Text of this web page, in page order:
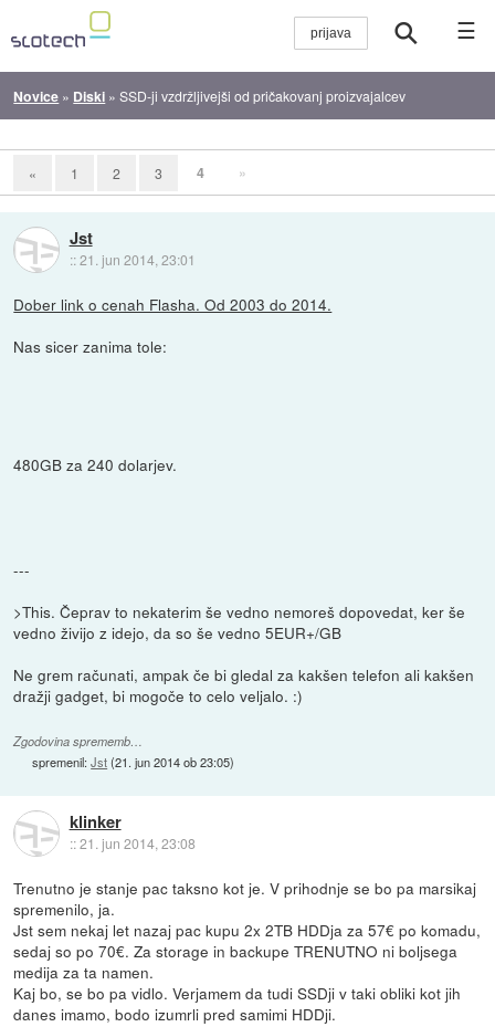
☰
Novice » Diski »SSD-ji vzdržljivejši od pričakovanj proizvajalcev
« 1 2 3 4 »
Jst
::21. jun 2014, 23:01
Dober link o cenah Flasha. Od 2003 do 2014.
Nas sicer zanima tole:
480GB za 240 dolarjev.
---
>This. Čeprav to nekaterim še vedno nemoreš dopovedat, ker še
vedno živijo z idejo, da so še vedno 5EUR+/GB
Ne grem računati, ampak če bi gledal za kakšen telefon ali kakšen
dražji gadget, bi mogoče to celo veljalo. :)
Zgodovina sprememb…
spremenil:Jst(21. jun 2014 ob 23:05)
klinker
::21. jun 2014, 23:08
Trenutno je stanje pac taksno kot je. V prihodnje se bo pa marsikaj
spremenilo, ja.
Jst sem nekaj let nazaj pac kupu 2x 2TB HDDja za 57€ po komadu,
sedaj so po 70€. Za storage in backupe TRENUTNO ni boljsega
medija za ta namen.
Kaj bo, se bo pa vidlo. Verjamem da tudi SSDji v taki obliki kot jih
danes imamo, bodo izumrli pred samimi HDDji.